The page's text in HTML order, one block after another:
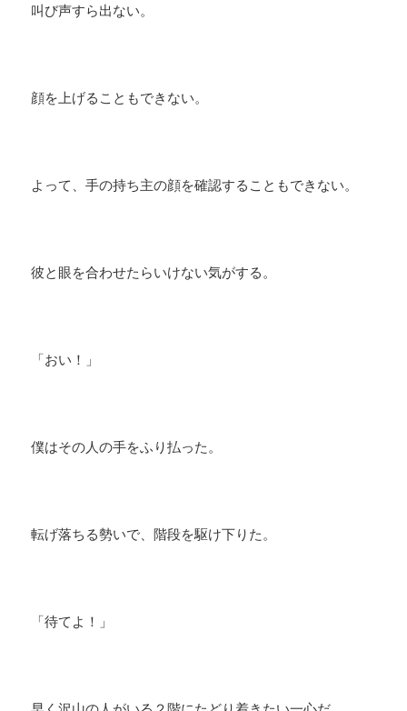
叫び声すら出ない。
顔を上げることもできない。
よって、手の持ち主の顔を確認することもできない。
彼と眼を合わせたらいけない気がする。
「おい！」
僕はその人の手をふり払った。
転げ落ちる勢いで、階段を駆け下りた。
「待てよ！」